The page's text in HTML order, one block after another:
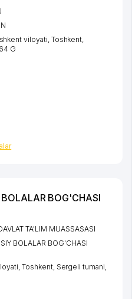
viloyati Toshkent
G
BOLALAR BOG'CHASI
TA'LIM MUASSASASI
BOLALAR BOG'CHASI
,Toshkent, Sergeli tumani,